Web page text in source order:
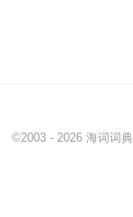
©2003 - 2026 海词词典